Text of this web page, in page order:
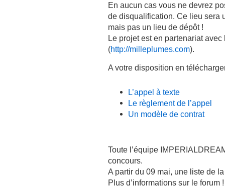
En aucun cas vous ne devrez
de disqualification. Ce lieu sera
mais pas un lieu de dépôt !
Le projet est en partenariat
(http://milleplumes.com).
A votre disposition en
L’appel à texte
Le règlement de l’appel
Un modèle de contrat
Toute l’équipe
concours.
A partir du 09 mai, une liste de
Plus d’informations sur le forum !